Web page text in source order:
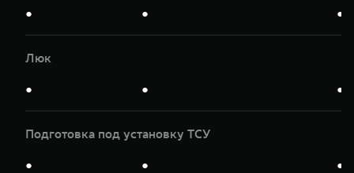
● ● ●
Люк
● ● ●
Подготовка под установку ТСУ
● ● ●